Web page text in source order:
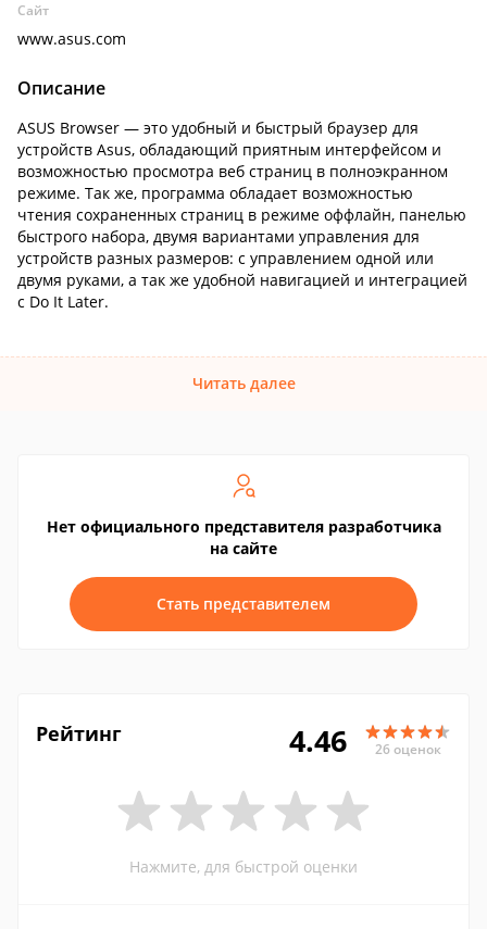
Сайт
www.asus.com
Описание
ASUS Browser — это удобный и быстрый браузер для
устройств Asus, обладающий приятным интерфейсом и
возможностью просмотра веб страниц в полноэкранном
режиме. Так же, программа обладает возможностью
чтения сохраненных страниц в режиме оффлайн, панелью
быстрого набора, двумя вариантами управления для
устройств разных размеров: с управлением одной или
двумя руками, а так же удобной навигацией и интеграцией
с Do It Later.
Читать далее
Нет официального представителя разработчика
на сайте
Стать представителем
Рейтинг 4.46 26 оценок
Нажмите, для быстрой оценки